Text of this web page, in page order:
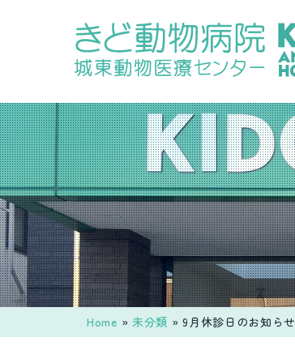
ツ
へ
ス
キ
ッ
プ
Home » 未分類 » 9月休診日のお知らせ